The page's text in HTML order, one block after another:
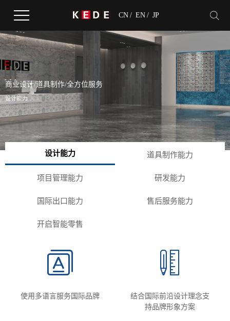
CN / EN / JP
商业设计/道具制作/全方位服务
设计能力
设计能力 道具制作能力
项目管理能力 研发能力
国际出口能力 售后服务能力
开启智能零售
使用多语言服务国际品牌
结合国际前沿设计理念支
持品牌形象方案